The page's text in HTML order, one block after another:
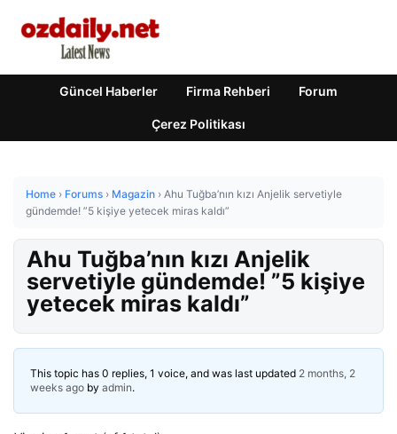
Güncel Haberler Firma Rehberi Forum
Çerez Politikası
Home › Forums › Magazin › Ahu Tuğba’nın kızı Anjelik servetiyle
gündemde! ”5 kişiye yetecek miras kaldı”
Ahu Tuğba’nın kızı Anjelik
servetiyle gündemde! ”5 kişiye
yetecek miras kaldı”
This topic has 0 replies, 1 voice, and was last updated 2 months, 2
weeks ago by admin.